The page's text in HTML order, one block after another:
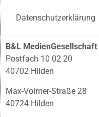
Datenschutzerklärung
B&L MedienGesellschaft
Postfach 10 02 20
40702 Hilden
Max-Volmer-Straße 28
40724 Hilden